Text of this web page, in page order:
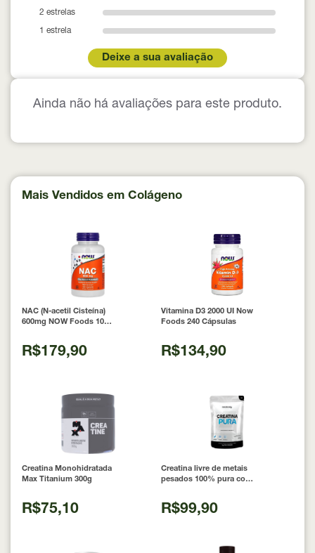
2 estrelas
1 estrela
Deixe a sua avaliação
Ainda não há avaliações para este produto.
Mais Vendidos em Colágeno
NAC (N-acetil Cisteína)
600mg NOW Foods 100
R$179,90
Vitamina D3 2000 UI Now
Foods 240 Cápsulas
R$134,90
Creatina Monohidratada
Max Titanium 300g
R$75,10
Creatina livre de metais
pesados 100% pura com
Nutrition
R$99,90